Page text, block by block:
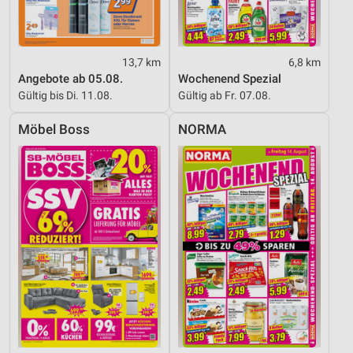
13,7 km
Angebote ab 05.08.
Gültig bis Di. 11.08.
6,8 km
Wochenend Spezial
Gültig ab Fr. 07.08.
Möbel Boss NORMA
Geräte anhand von aktiv angeforderten
Informationen identifizieren
Nicht-IAB-Verarbeitungszwecke:
Notwendig
Performance
Funktional
Werbung